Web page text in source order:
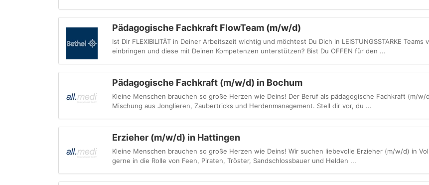
Pädagogische Fachkraft FlowTeam (m/w/d)
Ist Dir FLEXIBILITÄT in Deiner Arbeitszeit wichtig und möchtest Du Dich in LEISTUNGSSTARKE Teams
einbringen und diese mit Deinen Kompetenzen unterstützen? Bist Du OFFEN für den ...
Pädagogische Fachkraft (m/w/d) in Bochum
Kleine Menschen brauchen so große Herzen wie Deins! Der Beruf als pädagogische Fachkraft (m/
Mischung aus Jonglieren, Zaubertricks und Herdenmanagement. Stell dir vor, du ...
Erzieher (m/w/d) in Hattingen
Kleine Menschen brauchen so große Herzen wie Deins! Wir suchen liebevolle Erzieher (m/w/d) in
gerne in die Rolle von Feen, Piraten, Tröster, Sandschlossbauer und Helden ...